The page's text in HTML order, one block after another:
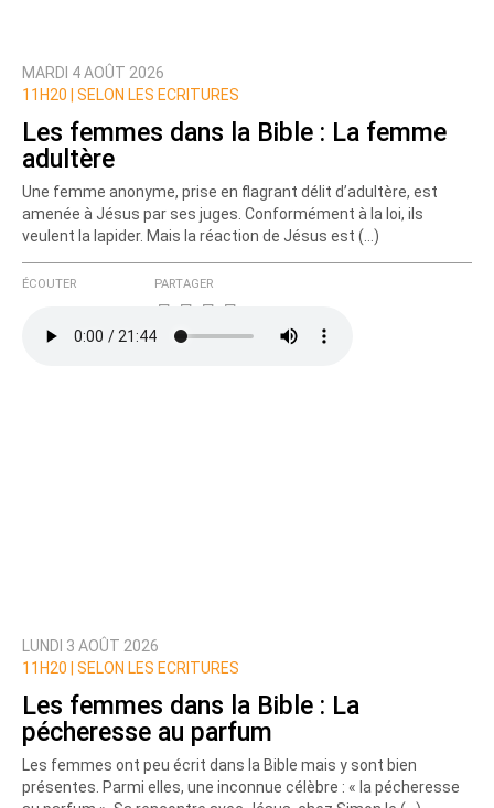
MARDI 4 AOÛT 2026
11H20 |
SELON LES ECRITURES
Les femmes dans la Bible : La femme
adultère
Une femme anonyme, prise en flagrant délit d’adultère, est
amenée à Jésus par ses juges. Conformément à la loi, ils
veulent la lapider. Mais la réaction de Jésus est (…)
ÉCOUTER PARTAGER
LUNDI 3 AOÛT 2026
11H20 |
SELON LES ECRITURES
Les femmes dans la Bible : La
pécheresse au parfum
Les femmes ont peu écrit dans la Bible mais y sont bien
présentes. Parmi elles, une inconnue célèbre : « la pécheresse